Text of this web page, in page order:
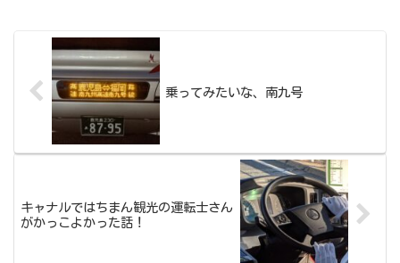
乗ってみたいな、南九号
キャナルではちまん観光の運転士さん
がかっこよかった話！